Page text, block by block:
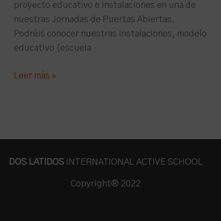
proyecto educativo e instalaciones en una de
nuestras Jornadas de Puertas Abiertas.
Podréis conocer nuestras instalaciones, modelo
educativo (escuela
Leer más »
DOS LATIDOS INTERNATIONAL ACTIVE SCHOOL
Copyright® 2022